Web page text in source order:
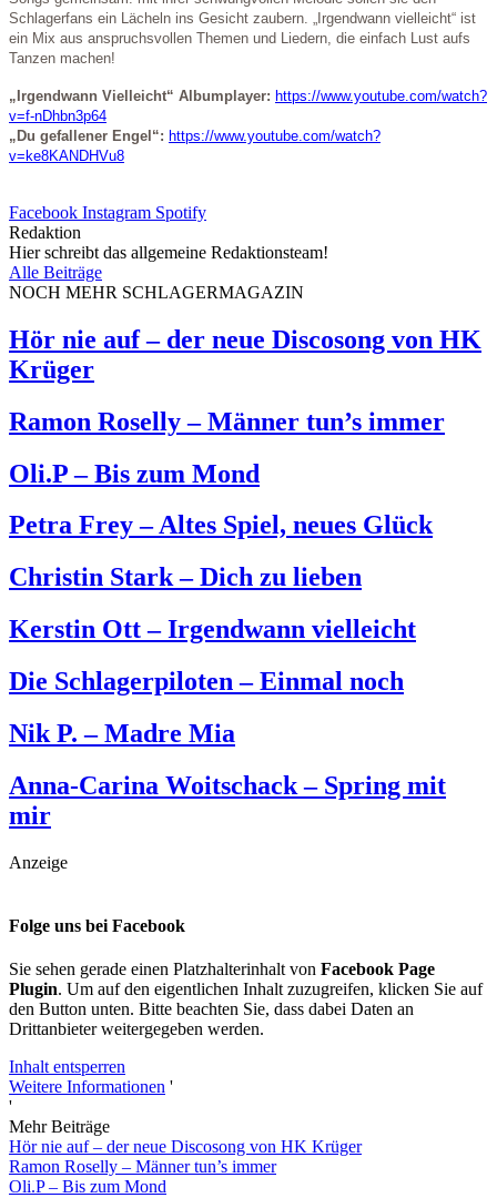
Schlagerfans ein Lächeln ins Gesicht zaubern. „Irgendwann vielleicht“ ist
ein Mix aus anspruchsvollen Themen und Liedern, die einfach Lust aufs
Tanzen machen!
„Irgendwann Vielleicht“ Albumplayer: https://www.youtube.com/watch?
v=f-nDhbn3p64
„Du gefallener Engel“: https://www.youtube.com/watch?
v=ke8KANDHVu8
Facebook Instagram Spotify
Redaktion
Hier schreibt das allgemeine Redaktionsteam!
Alle Beiträge
NOCH MEHR SCHLAGERMAGAZIN
Hör nie auf – der neue Discosong von HK
Krüger
Ramon Roselly – Männer tun’s immer
Oli.P – Bis zum Mond
Petra Frey – Altes Spiel, neues Glück
Christin Stark – Dich zu lieben
Kerstin Ott – Irgendwann vielleicht
Die Schlagerpiloten – Einmal noch
Nik P. – Madre Mia
Anna-Carina Woitschack – Spring mit
mir
Anzeige
Folge uns bei Facebook
Sie sehen gerade einen Platzhalterinhalt von Facebook Page
Plugin. Um auf den eigentlichen Inhalt zuzugreifen, klicken Sie auf
den Button unten. Bitte beachten Sie, dass dabei Daten an
Drittanbieter weitergegeben werden.
Inhalt entsperren
Weitere Informationen '
'
Mehr Beiträge
Hör nie auf – der neue Discosong von HK Krüger
Ramon Roselly – Männer tun’s immer
Oli.P – Bis zum Mond